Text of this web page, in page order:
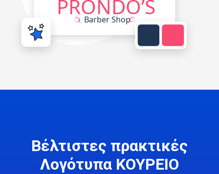
Βέλτιστες πρακτικές
Λογότυπα ΚΟΥΡΕΙΟ